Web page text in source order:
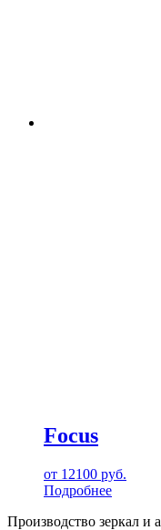
Focus
от 12100 руб.
Подробнее
Производство зеркал и